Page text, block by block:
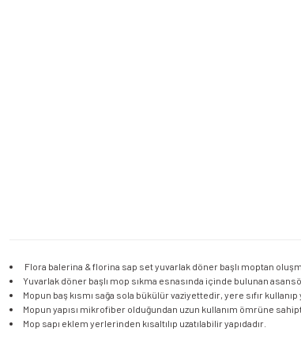
Flora balerina & florina sap set yuvarlak döner başlı moptan
Yuvarlak döner başlı mop sıkma esnasında içinde bulunan
Mopun baş kısmı sağa sola bükülür vaziyettedir, yere sıfır
Mopun yapısı mikrofiber olduğundan uzun kullanım ömrüne
Mop sapı eklem yerlerinden kısaltılıp uzatılabilir yapıdadır.